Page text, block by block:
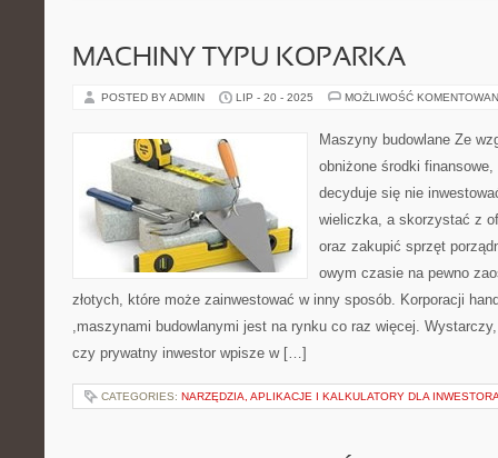
MACHINY TYPU KOPARKA
POSTED BY ADMIN LIP - 20 - 2025 MOŻLIWOŚĆ
Maszyny budowlane Ze
obniżone środki
decyduje się nie
wieliczka, a skorzystać z
oraz zakupić sprzęt
owym czasie na pewno
złotych, które może zainwestować w inny sposób. Korporacji
,maszynami budowlanymi jest na rynku co raz więcej.
czy prywatny inwestor wpisze w […]
CATEGORIES: NARZĘDZIA, APLIKACJE I KALKULATORY DLA